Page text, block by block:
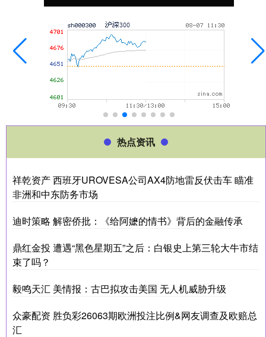
热点资讯
祥乾资产 西班牙UROVESA公司AX4防地雷反伏击车 瞄准
非洲和中东防务市场
迪时策略 解密侨批：《给阿嬷的情书》背后的金融传承
鼎红金投 遭遇“黑色星期五”之后：白银史上第三轮大牛市结
束了吗？
毅鸣天汇 美情报：古巴拟攻击美国 无人机威胁升级
众豪配资 胜负彩26063期欧洲投注比例&网友调查及欧赔总
汇